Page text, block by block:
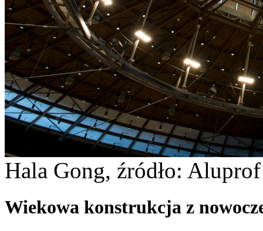
Hala Gong, źródło: Aluprof
Wiekowa konstrukcja z